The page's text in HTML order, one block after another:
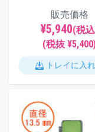
販売価格
¥5,940(税
(税抜
トレイに入